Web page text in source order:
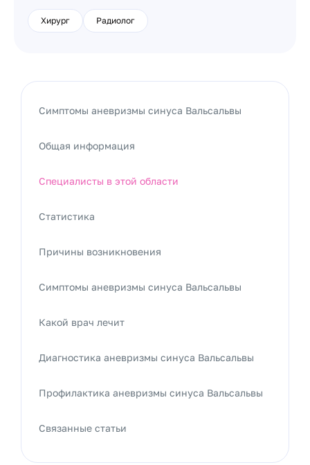
Хирург Радиолог
Симптомы аневризмы синуса Вальсальвы
Общая информация
Специалисты в этой области
Статистика
Причины возникновения
Симптомы аневризмы синуса Вальсальвы
Какой врач лечит
Диагностика аневризмы синуса Вальсальвы
Профилактика аневризмы синуса Вальсальвы
Связанные статьи